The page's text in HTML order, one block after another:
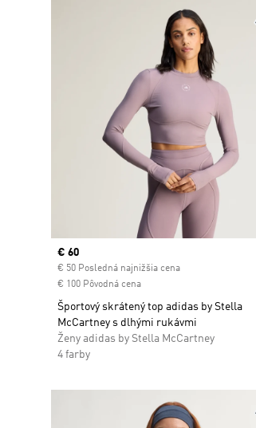
Current price
€ 60
€ 50 Posledná najnižšia cena
€ 100 Pôvodná cena
Športový skrátený top adidas by Stella
McCartney s dlhými rukávmi
Ženy adidas by Stella McCartney
4 farby